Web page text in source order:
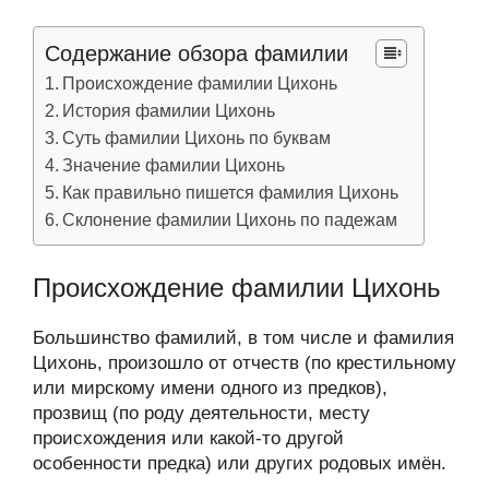
Содержание обзора фамилии
Происхождение фамилии Цихонь
История фамилии Цихонь
Суть фамилии Цихонь по буквам
Значение фамилии Цихонь
Как правильно пишется фамилия Цихонь
Склонение фамилии Цихонь по падежам
Происхождение фамилии Цихонь
Большинство фамилий, в том числе и фамилия
Цихонь, произошло от отчеств (по крестильному
или мирскому имени одного из предков),
прозвищ (по роду деятельности, месту
происхождения или какой-то другой
особенности предка) или других родовых имён.